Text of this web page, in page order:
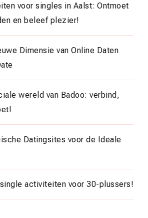
voor singles in Aalst: Ontmoet
en beleef plezier!
Dimensie van Online Daten
wereld van Badoo: verbind,
Datingsites voor de Ideale
activiteiten voor 30-plussers!